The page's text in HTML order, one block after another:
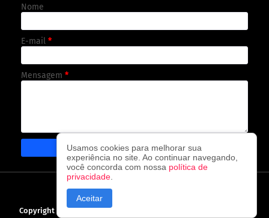
Nome
E-mail *
Mensagem *
CAPA CONTATO
Copyright © 2026O observador - A cada visita uma nova notícia!
Usamos cookies para melhorar sua
experiência no site. Ao continuar navegando,
você concorda com nossa política de
privacidade
Aceitar